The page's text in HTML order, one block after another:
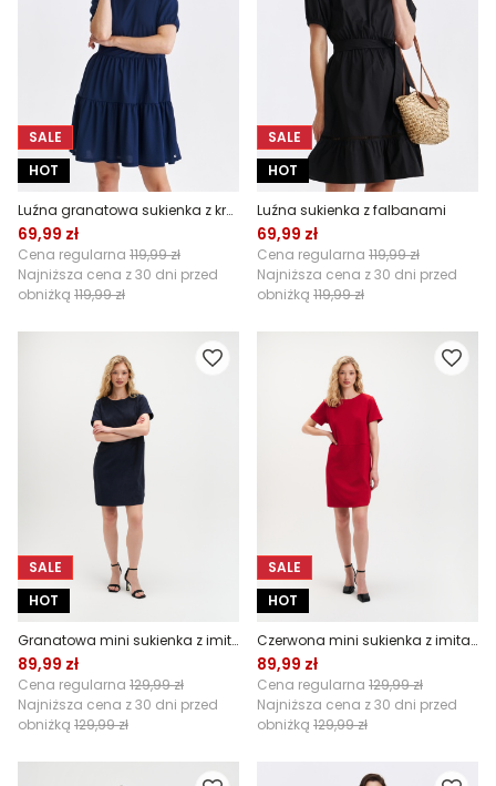
SALE
HOT
Luźna granatowa sukienka z krótkim rękawem
69,99 zł
Cena regularna 119,99 zł
Najniższa cena z 30 dni przed
obniżką 119,99 zł
SALE
HOT
Luźna sukienka z falbanami
69,99 zł
Cena regularna 119,99 zł
Najniższa cena z 30 dni przed
obniżką 119,99 zł
SALE
HOT
Granatowa mini sukienka z imitacji zamszu
89,99 zł
Cena regularna 129,99 zł
Najniższa cena z 30 dni przed
obniżką 129,99 zł
SALE
HOT
Czerwona mini sukienka z imitacji zamszu
89,99 zł
Cena regularna 129,99 zł
Najniższa cena z 30 dni przed
obniżką 129,99 zł